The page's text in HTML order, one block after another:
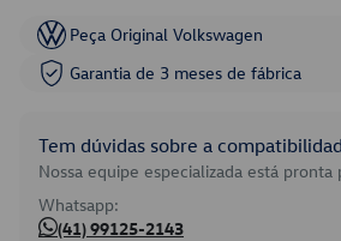
Peça Original Volkswagen
Garantia de 3 meses de fábrica
Tem dúvidas sobre a
Nossa equipe especializada está pronta
Whatsapp:
(41) 99125-2143